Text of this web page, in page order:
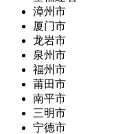
漳州市
厦门市
龙岩市
泉州市
福州市
莆田市
南平市
三明市
宁德市